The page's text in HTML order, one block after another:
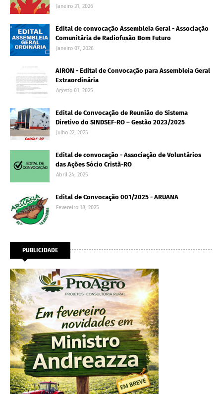
Janeiro 31, 2026
Edital de convocação Assembleia Geral - Associação
Comunitária de Radiofusão Bom Futuro
Janeiro 07, 2026
AIRON - Edital de Convocação para Assembleia Geral
Extraordinária
Agosto 01, 2025
Edital de Convocação de Reunião do Sistema
Diretivo do SINDSEF-RO – Gestão 2023/2025
Julho 22, 2025
Edital de convocação - Associação de Voluntários
das Ações Sócio Cristã-RO
Abril 24, 2025
Edital de Convocação 001/2025 - ARUANA
Fevereiro 18, 2025
PUBLICIDADE